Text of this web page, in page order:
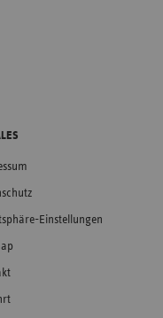
Einstellungen